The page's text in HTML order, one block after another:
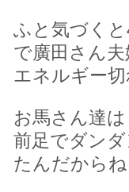
ふと気づく
で廣田さん
エネルギー切
お馬さん達
前足でダン
たんだからね